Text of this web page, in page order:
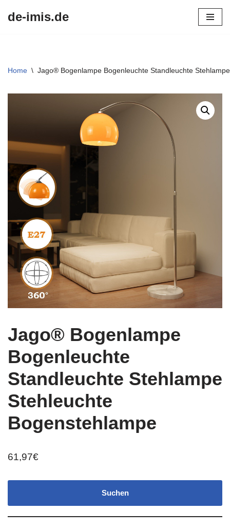
de-imis.de
Home \ Jago® Bogenlampe Bogenleuchte Standleuchte
Jago® Bogenlampe
Bogenleuchte
Standleuchte Stehlampe
Stehleuchte
Bogenstehlampe
61,97€
Suchen